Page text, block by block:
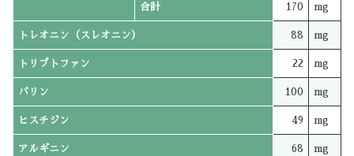
合計 170 mg
トレオニン（スレオニン） 88 mg
トリプトファン 22 mg
バリン 100 mg
ヒスチジン 49 mg
アルギニン 68 mg